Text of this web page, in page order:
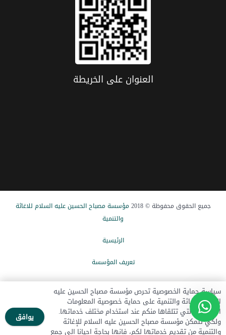
العنوان علی الخریطة
جميع الحقوق محفوظة © 2018
مؤسسة مصباح الحسین علیه السلام للاغاثة
والتنمیة
الرئيسیة
تعریف المؤسسة
الاخبار
تبرع الآن
اتصل بنا
سياسة حماية الخصوصية تحرص مؤسسة مصباح الحسين عليه
السلام للإغاثة والتنمية على حماية خصوصية المعلومات
الشخصية التي تتلقاها منكم عند استخدام مختلف خدماتها.
ولكي تتمكن مؤسسة مصباح الحسين عليه السلام للإغاثة
والتنمية من تقديم خدماتها لكم، فانها بحاجة احيانا الى جمع
يوافق